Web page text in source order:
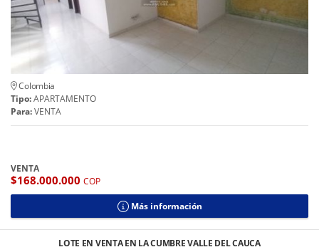
Colombia
Tipo:APARTAMENTO
Para:VENTA
VENTA
$168.000.000 COP
Más información
LOTE EN VENTA EN LA CUMBRE VALLE DEL CAUCA